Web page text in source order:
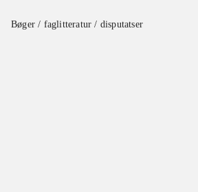
Bøger / faglitteratur / disputatser